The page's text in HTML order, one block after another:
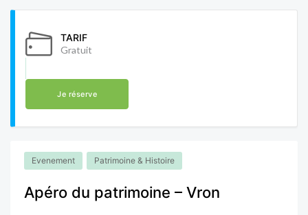
TARIF
Gratuit
Je réserve
Evenement Patrimoine & Histoire
Apéro du patrimoine – Vron